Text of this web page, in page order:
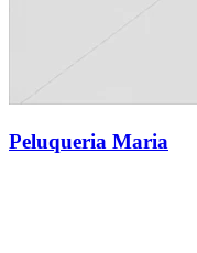
Peluqueria Maria